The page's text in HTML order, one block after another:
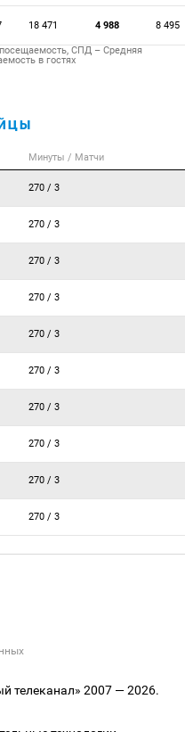
18 471 4 988 8 495
СПД – Средняя
в гостях
Минуты / Матчи
270 / 3
270 / 3
270 / 3
270 / 3
270 / 3
270 / 3
270 / 3
270 / 3
270 / 3
270 / 3
телеканал» 2007 — 2026.